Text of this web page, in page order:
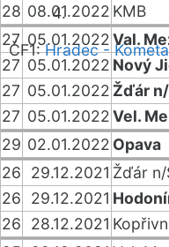
ČF1:Hradec -
28 08.01.2022 KMB
27 05.01.2022Val.
27 05.01.2022 Nový
27 05.01.2022 Žďár
27 05.01.2022Vel.
29 02.01.2022 Opava
26
29.12.2021 Žďár n/
26
29.12.2021
26
28.12.2021